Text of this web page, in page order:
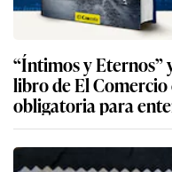
“Íntimos y Eternos”
libro de El
obligatoria para